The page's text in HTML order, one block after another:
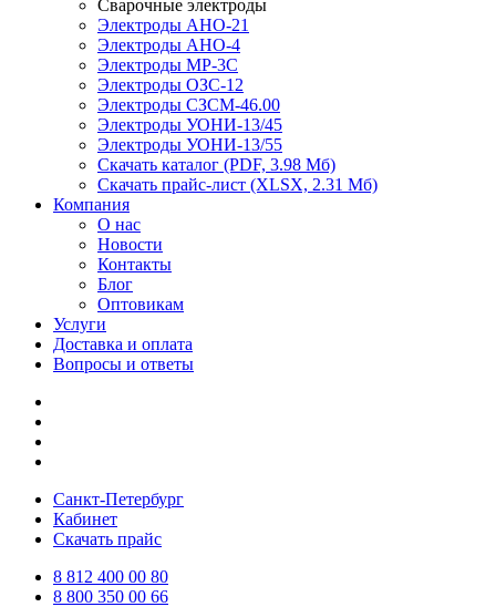
Сварочные электроды
Электроды АНО-21
Электроды АНО-4
Электроды МР-3С
Электроды ОЗС-12
Электроды СЗСМ-46.00
Электроды УОНИ-13/45
Электроды УОНИ-13/55
Скачать каталог (PDF, 3.98 Мб)
Скачать прайс-лист (XLSX, 2.31 Мб)
Компания
О нас
Новости
Контакты
Блог
Оптовикам
Услуги
Доставка и оплата
Вопросы и ответы
Санкт-Петербург
Кабинет
Скачать прайс
8 812 400 00 80
8 800 350 00 66